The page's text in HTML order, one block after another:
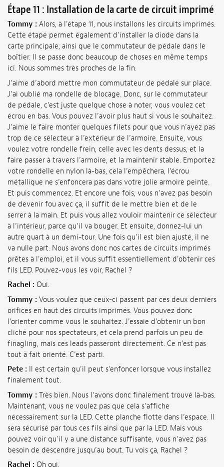
Étape 11 : Installation de la carte de circuit imprimé
Tommy : Alors, à l'étape 11, nous installons les circuits imprimés.
Cette étape permet également d'installer la diode dans la
carte principale, ainsi que le commutateur de pédale dans le
boîtier. Il se passe donc beaucoup de choses en même temps
ici. Nous sommes très proches de la fin.
J’aime d’abord mettre mon commutateur de pédale sur place.
J’ai oublié ma rondelle de blocage. Donc, sur le commutateur
de pédale, c’est juste quelque chose à noter, vous voulez cet
écrou en bas. Vous pouvez l’avoir plus haut si vous le souhaitez.
J’aime le faire monter quelques filets pour que vous n’ayez pas
trop de ce sélecteur à l’extérieur de l’armoire. Ensuite, vous
voulez votre rondelle frein, celle avec les dents dessus, et la
faire passer à travers l’armoire, et la maintenir stable. Emportez
votre rondelle en nylon là-bas, cela l’empêchera, l’écrou
métallique ne s’enfoncera pas dans votre jolie armoire peinte.
Et puis commencez. Et encore une fois, vous n’avez pas besoin
de devenir fou avec ça, il suffit de le mettre bien et de le
serrer à la main. Et puis vous allez vouloir maintenir ce sélecteur
à l’intérieur, parce qu’il va bouger. Et ensuite, donnez-lui un
autre quart à un demi-tour. Une fois qu’il est bien ajusté, il ne
va nulle part. Nous avons donc nos cartes de circuits imprimés
prêtes à l'emploi, et il vous suffit essentiellement d'obtenir ces
fils LED. Pouvez-vous les voir, Rachel ?
Rachel : Oui.
Tommy : Vous voulez que ceux-ci passent par ces deux derniers
orifices en haut des circuits imprimés. Vous pouvez donc
l’orienter comme vous le souhaitez. J'essaie d'obtenir un bon
cliché pour nos spectateurs, et cela prend parfois un peu de
finagling, mais ces leads passeront directement. Ce n’est pas
tout à fait orienté. C’est parti.
Pete : Il est certain qu'il peut s'enfoncer lorsque vous installez
finalement tout.
Tommy : Très bien. Nous l’avons donc finalement trouvé là-bas.
Maintenant, vous ne voulez pas que cela s’affiche
nécessairement sur la LED. Cette planche flotte dans l’espace. Il
sera sécurisé par tous ces fils ainsi que par la LED. Mais vous
pouvez voir qu’il y a une distance suffisante, vous n’avez pas
besoin de descendre jusqu’au bout. Tu vois ça, Rachel ?
Rachel : Oh oui.